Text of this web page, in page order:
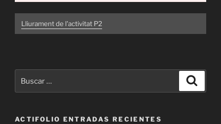
Lliurament de l'activitat P2
ACTIFOLIO ENTRADAS RECIENTES